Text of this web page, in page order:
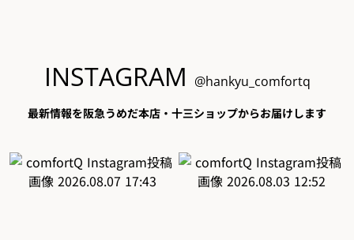
INSTAGRAM @hankyu_comfortq
最新情報を阪急うめだ本店・十三ショップからお届けします